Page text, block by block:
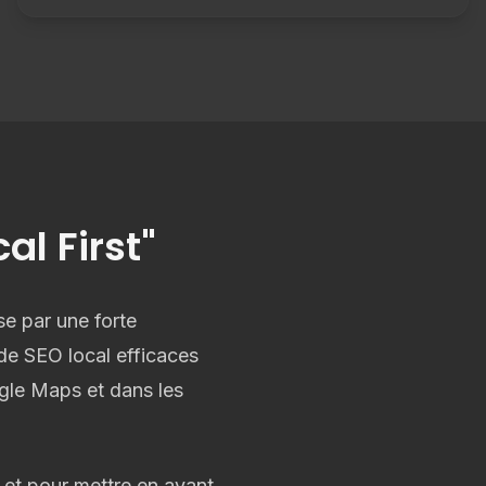
First"
par une forte
SEO local efficaces
Maps et dans les